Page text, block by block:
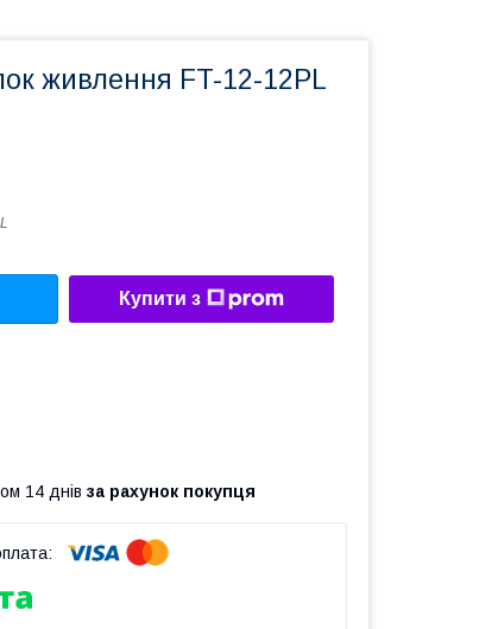
живлення FT-12-12PL
Купити з
14 днів за рахунок покупця